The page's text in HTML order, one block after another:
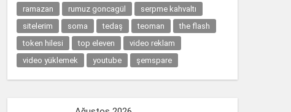
ramazan
rumuz goncagül
serpme kahvaltı
sitelerim
soma tedaş teoman
the flash
token hilesi
top eleven
video reklam
video yüklemek
youtube şemspare